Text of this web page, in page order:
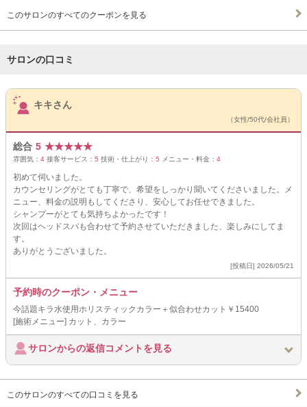
このサロンのすべてのクーポンを見る
サロンの口コミ
サロンPick Up
キキさん
（女性/50代/会社員）
総合 5 ★★★★★
雰囲気： 4 接客サービス： 5 技術・仕上がり： 5 メニュー・料金： 4
初めて伺いました。
カウンセリングがとても丁寧で、希望をしっかり聞いてくださいました。メ
ニュー、料金の説明もしてくださり、安心してお任せできました。
シャンプーがとても気持ちよかったです！
次回はヘッドスパも合わせて予約させていただきました、楽しみにしてま
す。
ありがとうございました。
[投稿日] 2026/05/21
予約時のクーポン・メニュー
今話題キラ水使用ホリスティックカラー＋似合わせカット￥15400
[施術メニュー] カット、カラー
サロンからの返信コメントを見る
このサロンのすべての口コミを見る